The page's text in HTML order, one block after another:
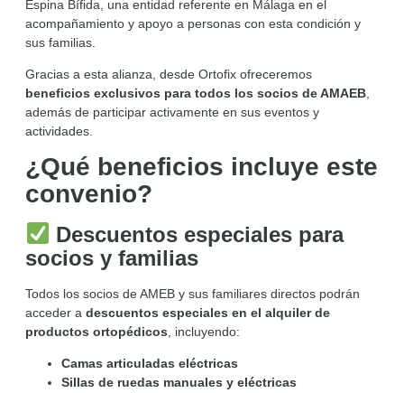
Espina Bífida, una entidad referente en Málaga en el
acompañamiento y apoyo a personas con esta condición y
sus familias.
Gracias a esta alianza, desde Ortofix ofreceremos
beneficios exclusivos para todos los socios de AMAEB
además de participar activamente en sus eventos y
actividades.
¿Qué beneficios incluye este
convenio?
Descuentos especiales para
socios y familias
Todos los socios de AMEB y sus familiares directos podrán
acceder a descuentos especiales en el alquiler de
productos ortopédicos , incluyendo:
Camas articuladas eléctricas
Sillas de ruedas manuales y eléctricas